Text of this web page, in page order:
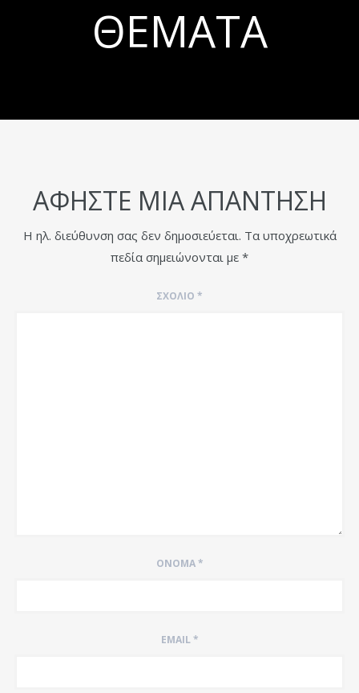
ΘΈΜΑΤΑ
ΑΦΉΣΤΕ ΜΙΑ ΑΠΆΝΤΗΣΗ
Η ηλ. διεύθυνση σας δεν δημοσιεύεται. Τα υποχρεωτικά
πεδία σημειώνονται με *
ΣΧΌΛΙΟ *
ΌΝΟΜΑ*
EMAIL*